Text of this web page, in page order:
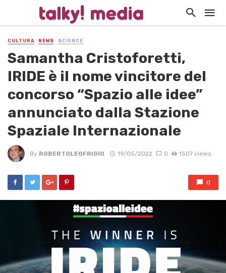
CULTURA NEWS SCIENCE
Samantha Cristoforetti,
IRIDE è il nome vincitore del
concorso “Spazio alle idee”
annunciato dalla Stazione
Spaziale Internazionale
By ROBERTOLEOFRIGIO 19/05/2022 0 1507 views
0